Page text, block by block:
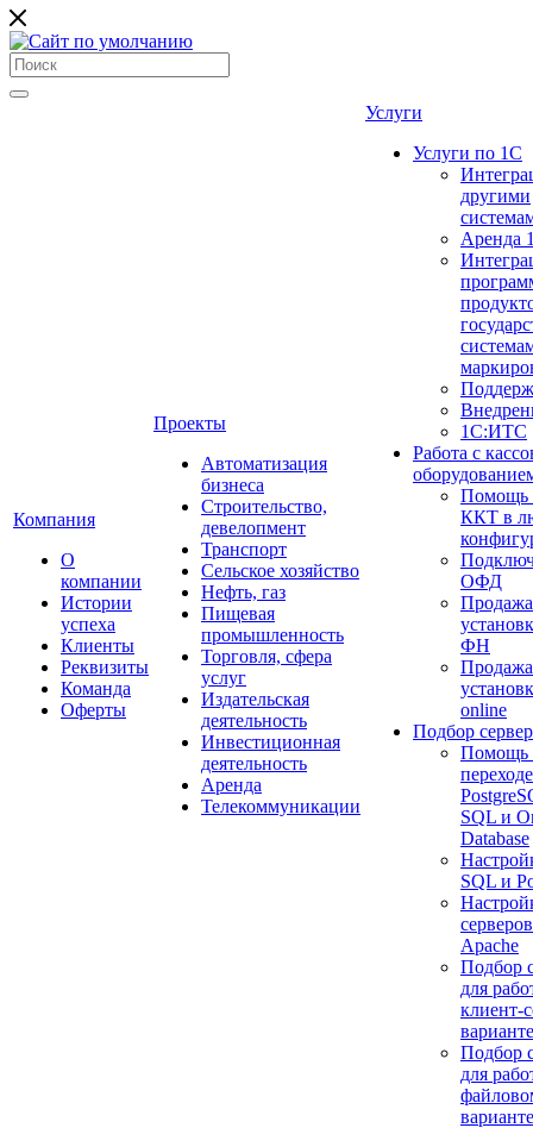
Компания
О
компании
Истории
успеха
Клиенты
Реквизиты
Команда
Оферты
Проекты
Автоматизация
бизнеса
Строительство,
девелопмент
Транспорт
Сельское хозяйство
Нефть, газ
Пищевая
промышленность
Торговля, сфера
услуг
Издательская
деятельность
Инвестиционная
деятельность
Аренда
Телекоммуникации
Услуги
Услуги по 1С
другими
Аренда
1С:ИТС
Работа с
Помощь
ККТ в
ОФД
ФН
online
Подбор
Помощь
SQL и
Database
SQL и
Apache
Подбор
для
клиент-
Подбор
для
варианте